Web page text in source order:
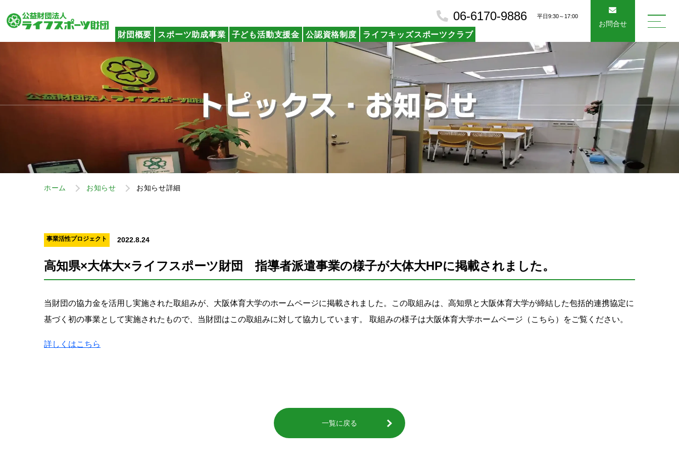
06-6170-9886 平日9:30～17:00
財団概要 スポーツ助成事業 子ども活動支援金 公認資格制度 ライフキッズスポーツクラブ
お問合せ
ホーム お知らせ お知らせ詳細
事業活性プロジェクト 2022.8.24
高知県×大体大×ライフスポーツ財団 指導者派遣事業の様子が大体大HPに掲載されました。
当財団の協力金を活用し実施された取組みが、大阪体育大学のホームページに掲載されました。この取組みは、高知県と大阪体育大学が締結した包括的連携協定に
基づく初の事業として実施されたもので、当財団はこの取組みに対して協力しています。 取組みの様子は大阪体育大学ホームページ（こちら）をご覧ください。
詳しくはこちら
一覧に戻る